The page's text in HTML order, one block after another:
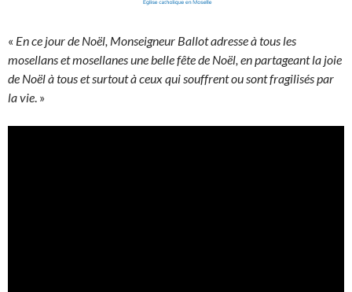
« En ce jour de Noël, Monseigneur Ballot adresse à tous les
mosellans et mosellanes une belle fête de Noël, en partageant la joie
de Noël à tous et surtout à ceux qui souffrent ou sont fragilisés par
la vie. »